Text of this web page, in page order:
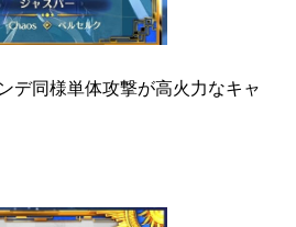
デ同様単体攻撃が高火力なキャ